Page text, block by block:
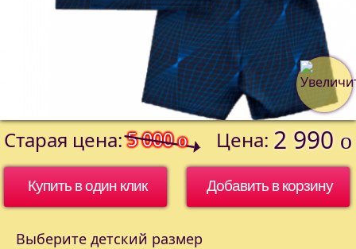
Старая цена: 5 000o Цена: 2 990 o
Купить в один клик
Выберите детский размер